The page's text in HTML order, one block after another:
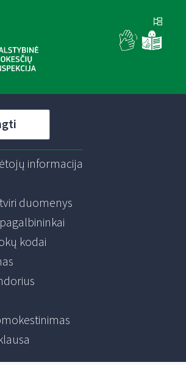
informacija
duomenys
kodai